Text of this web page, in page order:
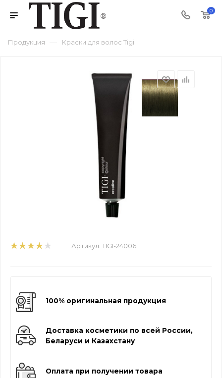
0
Продукция — Краски для волос Tigi
Артикул: TIGI-24006
100% оригинальная продукция
Доставка косметики по всей России,
Беларуси и Казахстану
Оплата при получении товара